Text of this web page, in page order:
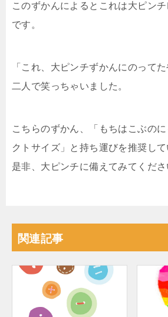
このずかんによるとこれは大ピン
です。
「これ、大ピンチずかんにのって
二人で笑っちゃいました。
こちらのずかん、「もちはこぶの
クトサイズ」と持ち運びを推奨し
是非、大ピンチに備えてみてくださ
関連記事